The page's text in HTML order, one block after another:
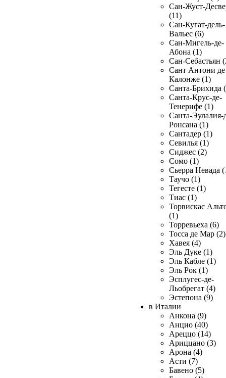
Сан-Жуст-
(11)
Сан-Кугат-дель-
Вальес (6)
Сан-Мигель-де-
Абона (1)
Сан-Себастьян
Сант Антони де
Калонже (1)
Санта-Брихида
Санта-Крус-де-
Тенерифе (1)
Санта-Эулалия-
Ронсана (1)
Сантадер (1)
Севилья (1)
Сиджес (2)
Сомо (1)
Сьерра Невада
Таучо (1)
Тегесте (1)
Тиас (1)
Торвискас
(1)
Торревьеха (6)
Тосса де Мар (2)
Хавея (4)
Эль Дуке (1)
Эль Кабле (1)
Эль Рок (1)
Эсплугес-де-
Льобрегат (4)
Эстепона (9)
в Италии
Анкона (9)
Анцио (40)
Ареццо (14)
Ариццано (3)
Арона (4)
Асти (7)
Бавено (5)